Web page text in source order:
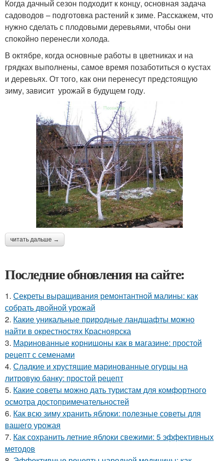
Когда дачный сезон подходит к концу, основная задача
садоводов – подготовка растений к зиме. Расскажем, что
нужно сделать с плодовыми деревьями, чтобы они
спокойно перенесли холода.
В октябре, когда основные работы в цветниках и на
грядках выполнены, самое время позаботиться о кустах
и деревьях. От того, как они перенесут предстоящую
зиму, зависит урожай в будущем году.
читать дальше →
Последние обновления на сайте:
1. Секреты выращивания ремонтантной малины: как
собрать двойной урожай
2. Какие уникальные природные ландшафты можно
найти в окрестностях Красноярска
3. Маринованные корнишоны как в магазине: простой
рецепт с семенами
4. Сладкие и хрустящие маринованные огурцы на
литровую банку: простой рецепт
5. Какие советы можно дать туристам для комфортного
осмотра достопримечательностей
6. Как всю зиму хранить яблоки: полезные советы для
вашего урожая
7. Как сохранить летние яблоки свежими: 5 эффективных
методов